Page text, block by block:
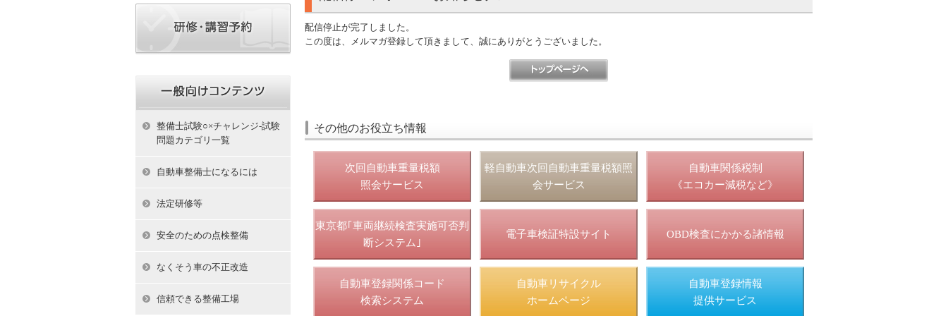
配信停止が完了しました。
この度は、メルマガ登録して頂きまして、誠にありがとうございました。
その他のお役立ち情報
次回自動車重量税額
照会サービス
軽自動車次回自動車重量税額照
会サービス
自動車関係税制
《エコカー減税など》
東京都｢車両継続検査実施可否判
断システム｣
電子車検証特設サイト OBD検査にかかる諸情報
自動車登録関係コード
検索システム
自動車リサイクル
ホームページ
自動車登録情報
提供サービス
整備士試験○×チャレンジ-試験
問題カテゴリ一覧
自動車整備士になるには
法定研修等
安全のための点検整備
なくそう車の不正改造
信頼できる整備工場